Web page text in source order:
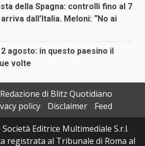
della Spagna: controlli fino al 7
dall’Italia. Meloni: “No ai
agosto: in questo paesino il
volte
di Blitz Quotidiano
policy Disclaimer
Feed
Editrice Multimediale S.r.l.
registrata al Tribunale di Roma al